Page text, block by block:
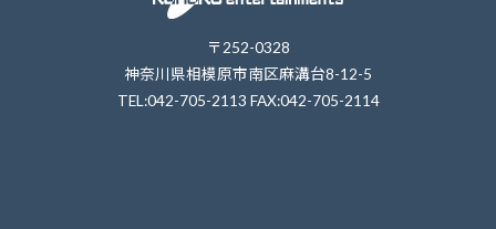
〒252-0328
神奈川県相模原市南区麻溝台8-12-5
TEL:042-705-2113 FAX:042-705-2114